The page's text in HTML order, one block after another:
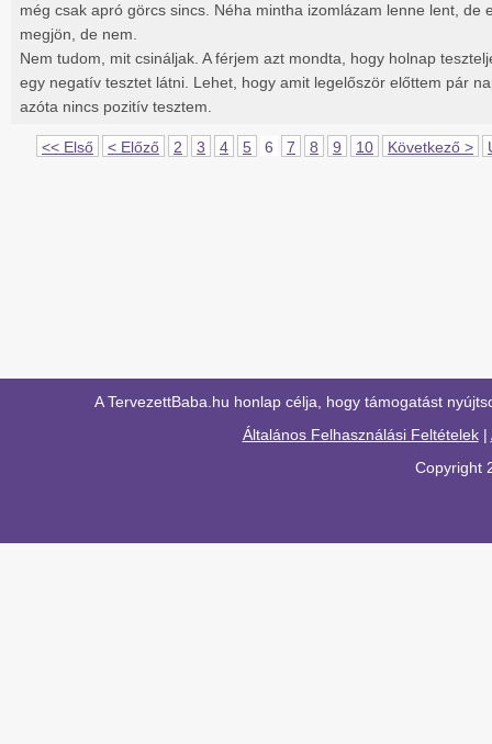
még csak apró görcs sincs. Néha mintha izomlázam lenne lent, de
megjön, de nem.
Nem tudom, mit csináljak. A férjem azt mondta, hogy holnap
egy negatív tesztet látni. Lehet, hogy amit legelőször előttem pár
azóta nincs pozitív tesztem.
<< Első < Előző 2 3 4 5 6 7 8 9 10 Következő >
A TervezettBaba.hu honlap célja, hogy támogatást
Általános Felhasználási Feltételek|
Copyright